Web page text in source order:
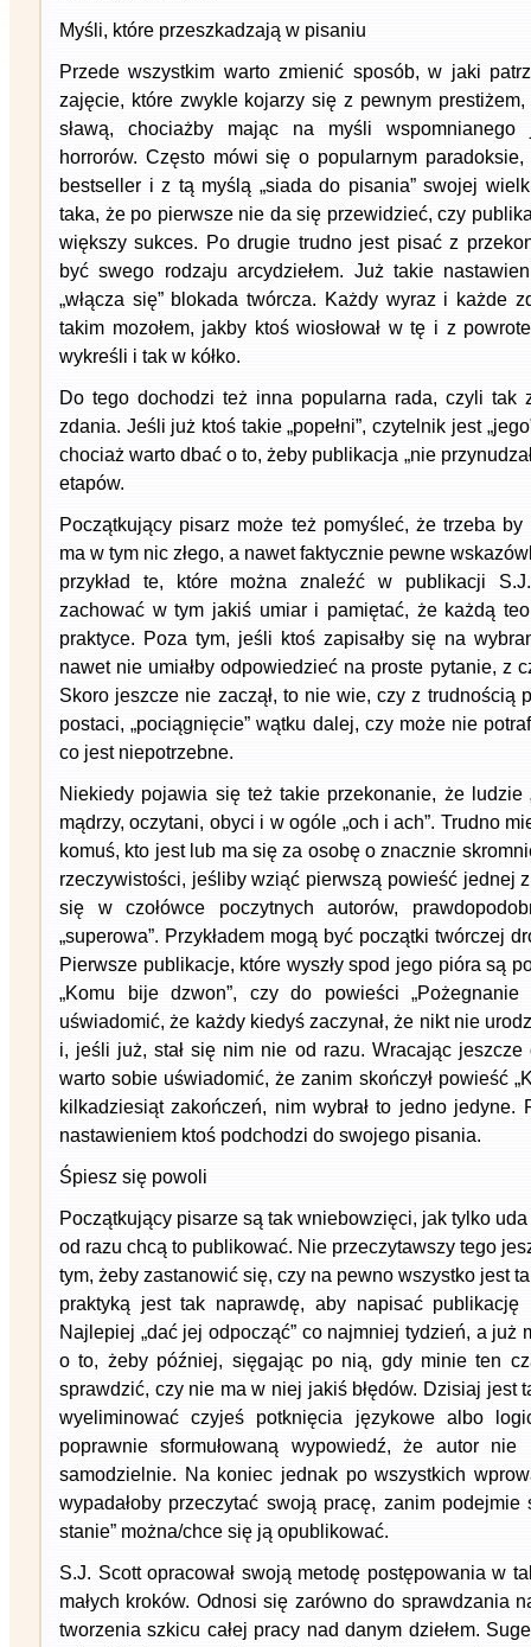
Myśli, które przeszkadzają w pisaniu
Przede wszystkim warto zmienić sposób, w jaki
zajęcie, które zwykle kojarzy się z pewnym
sławą, chociażby mając na myśli wspomnianego
horrorów. Często mówi się o popularnym
bestseller i z tą myślą „siada do pisania” swojej
taka, że po pierwsze nie da się przewidzieć, czy
większy sukces. Po drugie trudno jest pisać z
być swego rodzaju arcydziełem. Już takie
„włącza się” blokada twórcza. Każdy wyraz i każde
takim mozołem, jakby ktoś wiosłował w tę i z
wykreśli i tak w kółko.
Do tego dochodzi też inna popularna rada, czyli tak
zdania. Jeśli już ktoś takie „popełni”, czytelnik jest
chociaż warto dbać o to, żeby publikacja „nie
etapów.
Początkujący pisarz może też pomyśleć, że trzeba by
ma w tym nic złego, a nawet faktycznie pewne
przykład te, które można znaleźć w publikacji
zachować w tym jakiś umiar i pamiętać, że każdą
praktyce. Poza tym, jeśli ktoś zapisałby się na
nawet nie umiałby odpowiedzieć na proste pytanie, z
Skoro jeszcze nie zaczął, to nie wie, czy z trudnością
postaci, „pociągnięcie” wątku dalej, czy może nie
co jest niepotrzebne.
Niekiedy pojawia się też takie przekonanie, że ludzie
mądrzy, oczytani, obyci i w ogóle „och i ach”. Trudno
komuś, kto jest lub ma się za osobę o znacznie
rzeczywistości, jeśliby wziąć pierwszą powieść jednej
się w czołówce poczytnych autorów,
„superowa”. Przykładem mogą być początki twórczej
Pierwsze publikacje, które wyszły spod jego pióra są
„Komu bije dzwon”, czy do powieści
uświadomić, że każdy kiedyś zaczynał, że nikt nie
i, jeśli już, stał się nim nie od razu. Wracając jeszcze
warto sobie uświadomić, że zanim skończył powieść
kilkadziesiąt zakończeń, nim wybrał to jedno jedyne.
nastawieniem ktoś podchodzi do swojego pisania.
Śpiesz się powoli
Początkujący pisarze są tak wniebowzięci, jak tylko
od razu chcą to publikować. Nie przeczytawszy tego
tym, żeby zastanowić się, czy na pewno wszystko jest
praktyką jest tak naprawdę, aby napisać publikację
Najlepiej „dać jej odpocząć” co najmniej tydzień, a już
o to, żeby później, sięgając po nią, gdy minie ten
sprawdzić, czy nie ma w niej jakiś błędów. Dzisiaj jest
wyeliminować czyjeś potknięcia językowe albo
poprawnie sformułowaną wypowiedź, że autor
samodzielnie. Na koniec jednak po wszystkich
wypadałoby przeczytać swoją pracę, zanim
stanie” można/chce się ją opublikować.
S.J. Scott opracował swoją metodę postępowania w
małych kroków. Odnosi się zarówno do sprawdzania
tworzenia szkicu całej pracy nad danym dziełem.